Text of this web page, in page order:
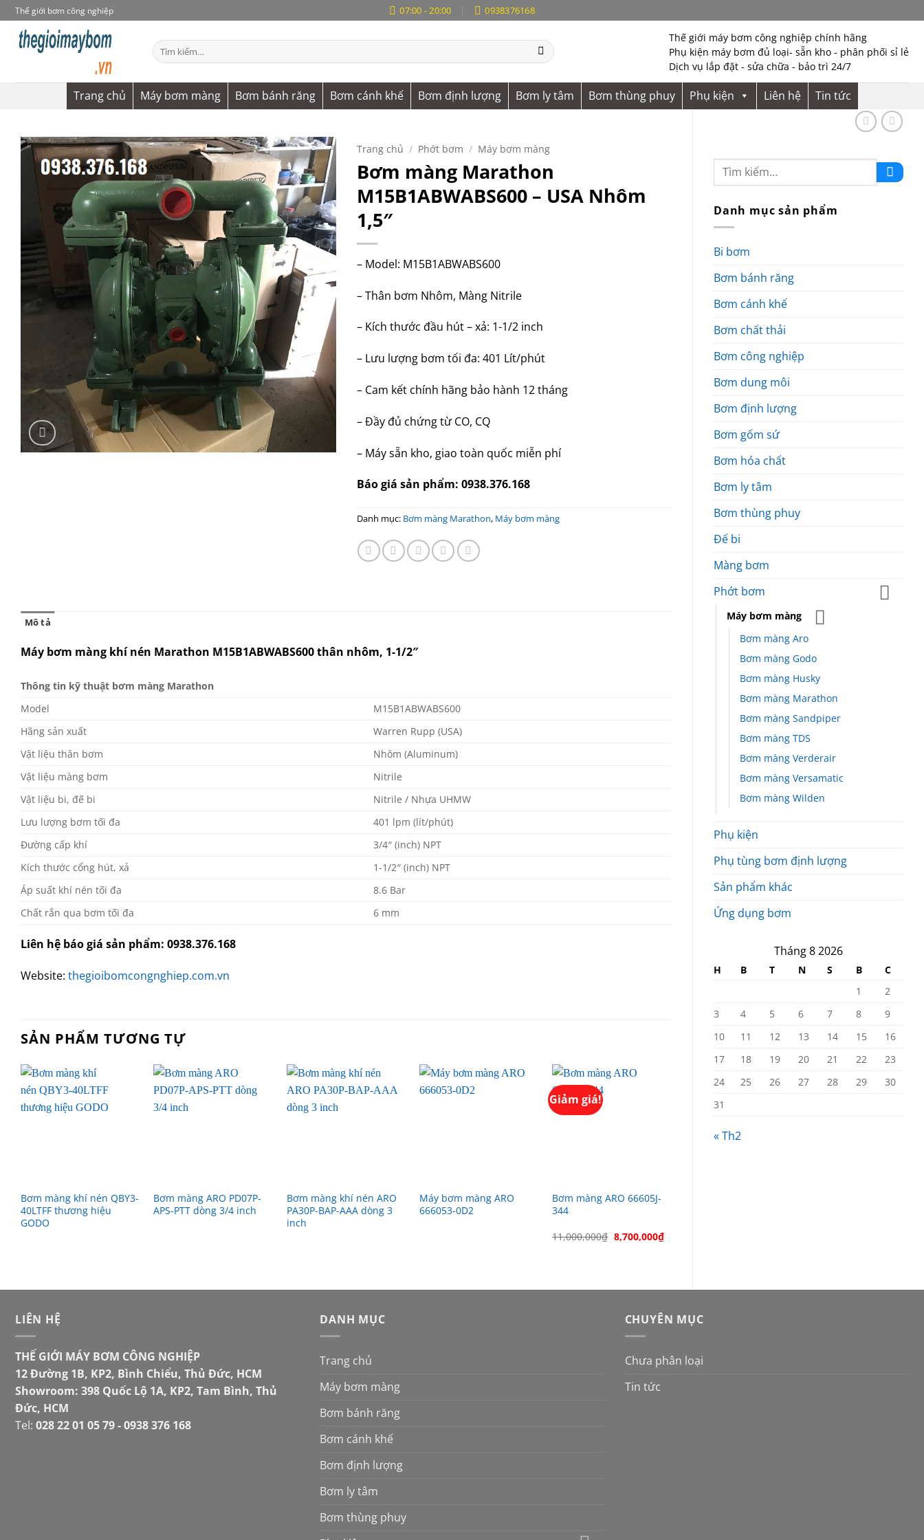
qua
Thế giới bơm công nghiệp 07:00 - 20:00 0938376168
Tìm
kiếm:
Thế giới máy bơm công nghiệp chính hãng
Phụ kiện máy bơm đủ loại- sẵn kho - phân phối sỉ lẻ
Dịch vụ lắp đặt - sửa chữa - bảo trì 24/7
Trang chủ Máy bơm màng Bơm bánh răng Bơm cánh khế Bơm định lượng Bơm ly tâm Bơm thùng phuy Phụ kiện Liên hệ Tin tức
Danh mục sản phẩm
Bi bơm
Bơm bánh răng
Bơm cánh khế
Bơm chất thải
Bơm công nghiệp
Bơm dung môi
Bơm định lượng
Bơm gốm sứ
Bơm hóa chất
Bơm ly tâm
Bơm thùng phuy
Đế bi
Màng bơm
Phớt bơm
Máy bơm màng
Bơm màng Aro
Bơm màng Godo
Bơm màng Husky
Bơm màng Marathon
Bơm màng Sandpiper
Bơm màng TDS
Bơm màng Verderair
Bơm màng Versamatic
Bơm màng Wilden
Phụ kiện
Phụ tùng bơm định lượng
Sản phẩm khác
Ứng dụng bơm
Tháng 8 2026
H B T N S B
C
1
2
3
4 5 6 7 8
9
10
11 12 13 14 15
16
17
18 19 20 21 22
23
24
25 26 27 28 29
30
31
« Th2
Trang chủ / Phớt bơm / Máy bơm màng
Bơm màng Marathon
M15B1ABWABS600 – USA Nhôm
1,5″
– Model: M15B1ABWABS600
– Thân bơm Nhôm, Màng Nitrile
– Kích thước đầu hút – xả: 1-1/2 inch
– Lưu lượng bơm tối đa: 401 Lít/phút
– Cam kết chính hãng bảo hành 12 tháng
– Đầy đủ chứng từ CO, CQ
– Máy sẵn kho, giao toàn quốc miễn phí
Báo giá sản phẩm: 0938.376.168
Danh mục: Bơm màng Marathon, Máy bơm màng
Mô tả
Máy bơm màng khí nén Marathon M15B1ABWABS600 thân nhôm, 1-1/2″
Thông tin kỹ thuật bơm màng Marathon
Model
M15B1ABWABS600
Hãng sản xuất
Warren Rupp (USA)
Vật liệu thân bơm
Nhôm (Aluminum)
Vật liệu màng bơm
Nitrile
Vật liệu bi, đế bi
Nitrile / Nhựa UHMW
Lưu lượng bơm tối đa
401 lpm (lít/phút)
Đường cấp khí
3/4″ (inch) NPT
Kích thước cổng hút, xả
1-1/2″ (inch) NPT
Áp suất khí nén tối đa
8.6 Bar
Chất rắn qua bơm tối đa
6 mm
Liên hệ báo giá sản phẩm: 0938.376.168
Website: thegioibomcongnghiep.com.vn
SẢN PHẨM TƯƠNG TỰ
Bơm màng khí nén QBY3-
40LTFF thương hiệu
GODO
Bơm màng ARO PD07P-
APS-PTT dòng 3/4 inch
Bơm màng khí nén ARO
PA30P-BAP-AAA dòng 3
inch
Máy bơm màng ARO
666053-0D2
Giảm giá!
Bơm màng ARO 66605J-
344
11,000,000₫ Giá
gốc
8,700,000₫Giá
hiện
LIÊN HỆ
THẾ GIỚI MÁY BƠM CÔNG NGHIỆP
12 Đường 1B, KP2, Bình Chiểu, Thủ Đức, HCM
Showroom: 398 Quốc Lộ 1A, KP2, Tam Bình, Thủ
Đức, HCM
Tel: 028 22 01 05 79 - 0938 376 168
DANH MỤC
Trang chủ
Máy bơm màng
Bơm bánh răng
Bơm cánh khế
Bơm định lượng
Bơm ly tâm
Bơm thùng phuy
CHUYÊN MỤC
Chưa phân loại
Tin tức